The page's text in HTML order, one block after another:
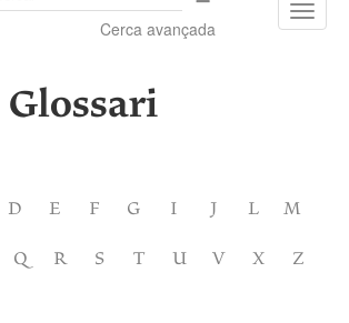
Cerca avançada
Glossari
D E F G I J L M
Q R S T U V X Z